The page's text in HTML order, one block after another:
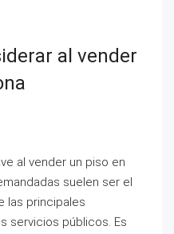
al vender
al vender un piso en
suelen ser el
las principales
servicios públicos. Es